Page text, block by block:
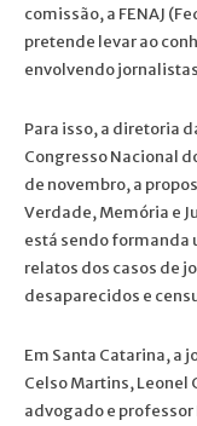
comissão, a FENAJ
pretende levar ao
envolvendo
Para isso, a diretoria
Congresso Nacional
de novembro, a
Verdade, Memória e
está sendo formanda
relatos dos casos de
desaparecidos e
Em Santa Catarina, a
Celso Martins, Leonel
advogado e